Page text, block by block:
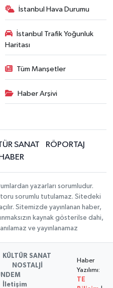
İstanbul Hava Durumu
İstanbul Trafik Yoğunluk
Haritası
Tüm Manşetler
Haber Arşivi
SANAT
RÖPORTAJ
yazarları sorumludur.
sorumlu tutulamaz. Sitedeki
Sitemizde yayınlanan haber,
kaynak gösterilse dahi,
ve yayınlanamaz
KÜLTÜR SANAT
NOSTALJİ
İletişim
Haber
Yazılımı:
TE